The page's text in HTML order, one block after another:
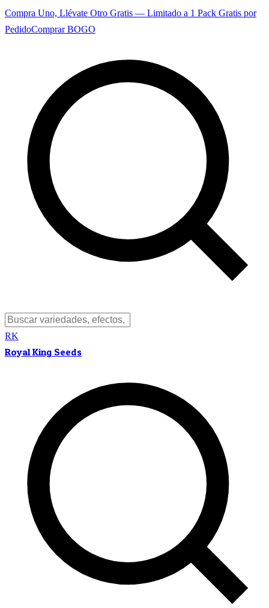
Compra Uno, Llévate Otro Gratis — Limitado a 1 Pack Gratis por
PedidoComprar BOGO
RK
Royal King Seeds